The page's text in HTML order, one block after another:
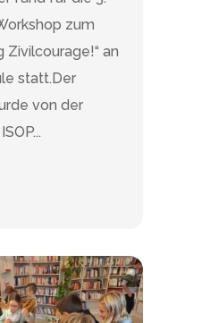
zum
Zivilcourage!“ an
statt.Der
von der